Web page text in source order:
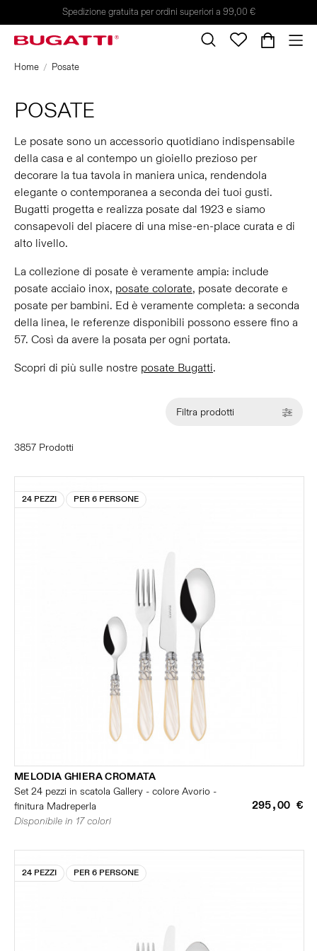
Spedizione gratuita per ordini superiori a 99,00 €
Home Posate
POSATE
Le posate sono un accessorio quotidiano indispensabile
della casa e al contempo un gioiello prezioso per
decorare la tua tavola in maniera unica, rendendola
elegante o contemporanea a seconda dei tuoi gusti.
Bugatti progetta e realizza posate dal 1923 e siamo
consapevoli del piacere di una mise-en-place curata e di
alto livello.
La collezione di posate è veramente ampia: include
posate acciaio inox, posate colorate, posate decorate e
posate per bambini. Ed è veramente completa: a seconda
della linea, le referenze disponibili possono essere fino a
57. Così da avere la posata per ogni portata.
Scopri di più sulle nostre posate Bugatti.
Filtra prodotti
3857 Prodotti
24 PEZZI PER 6 PERSONE
MELODIA GHIERA CROMATA
Set 24 pezzi in scatola Gallery - colore Avorio -
finitura Madreperla
295,00 €
Disponibile in 17 colori
24 PEZZI PER 6 PERSONE